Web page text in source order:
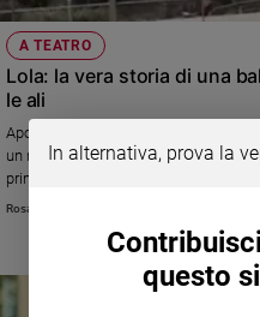
A TEATRO
Lola: la vera storia di una
le ali
Apollonia D’Arienzo era una
un marito e un figlio ancora piccolo
primi sintomi della Sla. La malattia
la storia di una donna che ha creato
Rosanna Biffi
In alternativa, prova la
questo